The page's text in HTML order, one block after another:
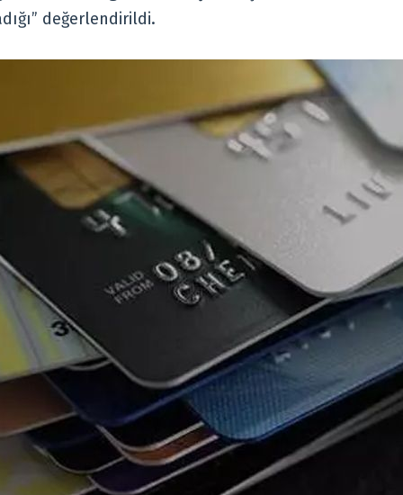
değerlendirildi.